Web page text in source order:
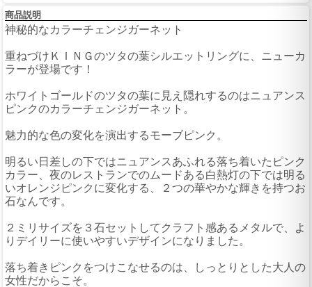
商品説明
神秘的なカラーチェンジガーネット
重ねづけＫＩＮＧのツタの葉シルエットリングに、ニューカ
ラーが登場です！
ホワイトゴールドのツタの葉に見え隠れするのはニュアンス
ピンクのカラーチェンジガーネット。
魅力的な色の変化を演出するモーブピンク。
明るい日差しの下ではニュアンスあふれる落ち着いたピンク
カラー、夜のレストランでのムードある白熱灯の下では明る
いオレンジピンクに変化する、２つの華やかな輝きを持つお
石なんです。
２ミリサイズを３石セットしてクラフト感あるメタルで、よ
りデイリーに使いやすいデザインになりました。
落ち着きピンクをつけこなせるのは、しっとりとした大人の
女性だからこそ。